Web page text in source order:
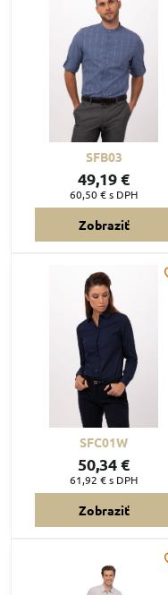
SFB03
49,19 €
60,50 €s DPH
Zobraziť
SFC01W
50,34 €
61,92 €s DPH
Zobraziť